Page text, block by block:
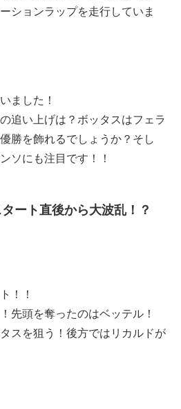
ションラップを走行していま
ました！
追い上げは？ボッタスはフェラ
勝を飾れるでしょうか？そし
ソにも注目です！！
ート直後から大波乱！？
！！
先頭を奪ったのはベッテル！
スを狙う！後方ではリカルドが